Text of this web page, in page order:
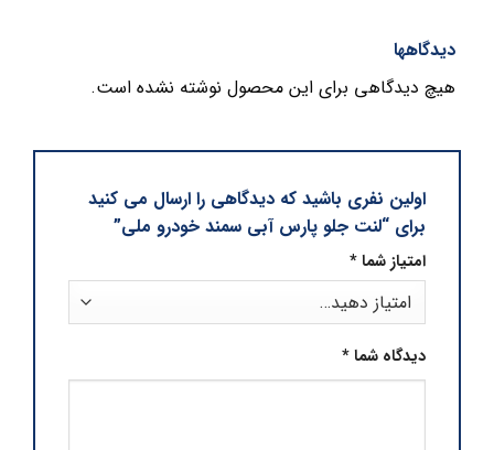
دیدگاهها
هیچ دیدگاهی برای این محصول نوشته نشده است.
اولین نفری باشید که دیدگاهی را ارسال می کنید
برای “لنت جلو پارس آبی سمند خودرو ملی”
امتیاز شما*
دیدگاه شما*